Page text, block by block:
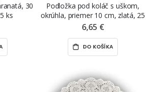
30
ks
Podložka pod koláč s uškom,
okrúhla, priemer 10 cm, zlatá, 25
ks
6,65 €
DO KOŠÍKA